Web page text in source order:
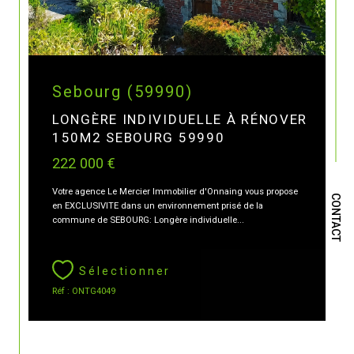
CONTACT
Sebourg (59990)
LONGÈRE INDIVIDUELLE À RÉNOVER
150M2 SEBOURG 59990
222 000 €
Votre agence Le Mercier Immobilier d'Onnaing vous propose
en EXCLUSIVITE dans un environnement prisé de la
commune de SEBOURG: Longère individuelle...
Sélectionner
Réf : ONTG4049